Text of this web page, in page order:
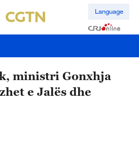
Language
ministri Gonxhja
e Jalës dhe